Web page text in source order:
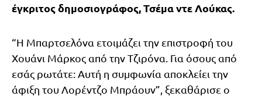
έγκριτος δημοσιογράφος, Τσέμα ντε Λούκας.
“Η Μπαρτσελόνα ετοιμάζει την επιστροφή του
Χουάνι Μάρκος από την Τζιρόνα. Για όσους από
εσάς ρωτάτε: Αυτή η συμφωνία αποκλείει την
άφιξη του Λορέντζο Μπράουν”, ξεκαθάρισε ο